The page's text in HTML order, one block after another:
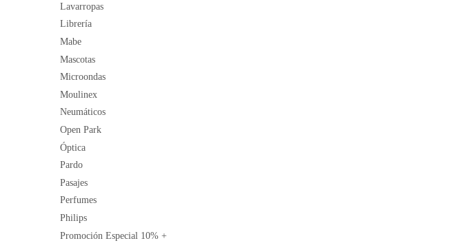
Lavarropas
Librería
Mabe
Mascotas
Microondas
Moulinex
Neumáticos
Open Park
Óptica
Pardo
Pasajes
Perfumes
Philips
Promoción Especial 10% +